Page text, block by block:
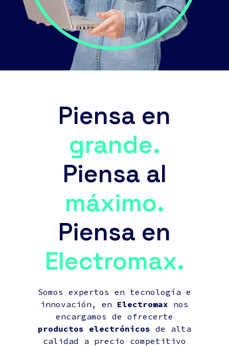
Piensa en
grande.
Piensa al
máximo.
Piensa en
Electromax.
Somos expertos en tecnología e
innovación, en Electromax nos
encargamos de ofrecerte
productos electrónicos de alta
calidad a precio competitivo